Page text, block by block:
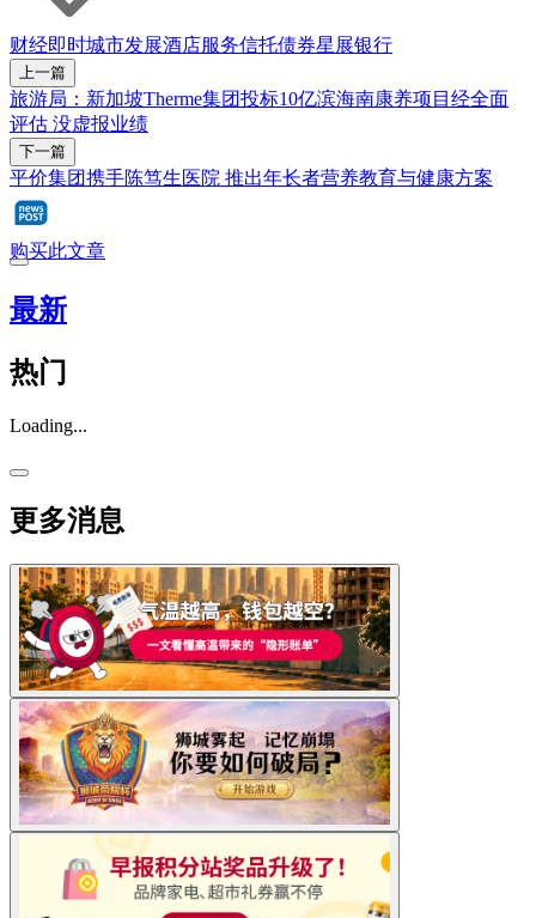
财经即时城市发展酒店服务信托债券星展银行
上一篇
旅游局：新加坡Therme集团投标10亿滨海南康养项目经全面
评估 没虚报业绩
下一篇
平价集团携手陈笃生医院 推出年长者营养教育与健康方案
购买此文章
最新
热门
Loading...
更多消息